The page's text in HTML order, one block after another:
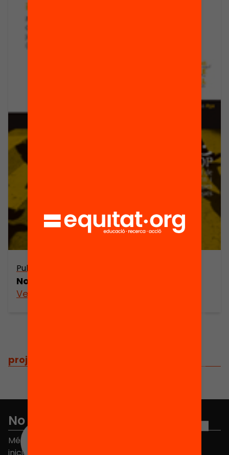
Publicació
Nous lideratges en moments de canvi
Veure’n més
projectes
No et perdis res
Més de 40.000 persones ja han triat Equitat. Rep